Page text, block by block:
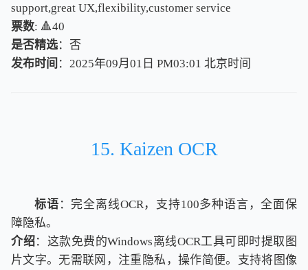
support,great UX,flexibility,customer service
票数: 🔺40
是否精选：否
发布时间 ：2025年09月01日 PM03:01 北京时间
北京时间
15. Kaizen OCR
标语 ：完全离线OCR，支持100多种语言，全面保
障隐私。
介绍：这款免费的Windows离线OCR工具可即时提取图
片文字。无需联网，注重隐私，操作简便。支持将图像